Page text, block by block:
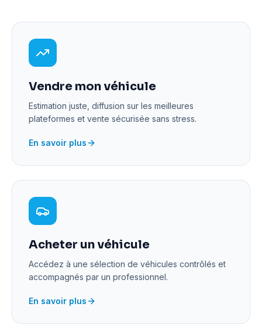
Vendre mon véhicule
Estimation juste, diffusion sur les meilleures
plateformes et vente sécurisée sans stress.
En savoir plus
Acheter un véhicule
Accédez à une sélection de véhicules contrôlés et
accompagnés par un professionnel.
En savoir plus